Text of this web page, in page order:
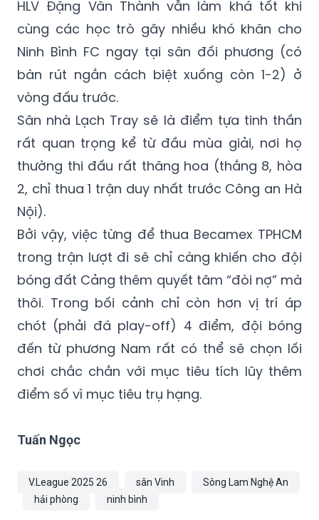
thua). Không còn “chiến tướng” Chu Đình
Nghiêm trên băng ghế huấn luyện, nhưng
HLV Đặng Văn Thành vẫn làm khá tốt khi
cùng các học trò gây nhiều khó khăn cho
Ninh Bình FC ngay tại sân đối phương (có
bàn rút ngắn cách biệt xuống còn 1-2) ở
vòng đấu trước.
Sân nhà Lạch Tray sẽ là điểm tựa tinh thần
rất quan trọng kể từ đầu mùa giải, nơi họ
thường thi đấu rất thăng hoa (thắng 8, hòa
2, chỉ thua 1 trận duy nhất trước Công an Hà
Nội).
Bởi vậy, việc từng để thua Becamex TPHCM
trong trận lượt đi sẽ chỉ càng khiến cho đội
bóng đất Cảng thêm quyết tâm “đòi nợ” mà
thôi. Trong bối cảnh chỉ còn hơn vị trí áp
chót (phải đá play-off) 4 điểm, đội bóng
đến từ phương Nam rất có thể sẽ chọn lối
điểm số vì mục tiêu trụ hạng.
Tuấn Ngọc